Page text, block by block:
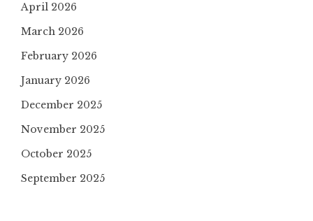
April 2026
March 2026
February 2026
January 2026
December 2025
November 2025
October 2025
September 2025